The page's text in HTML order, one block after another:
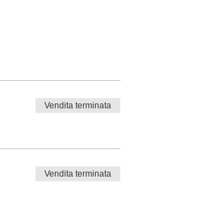
Vendita terminata
Vendita terminata